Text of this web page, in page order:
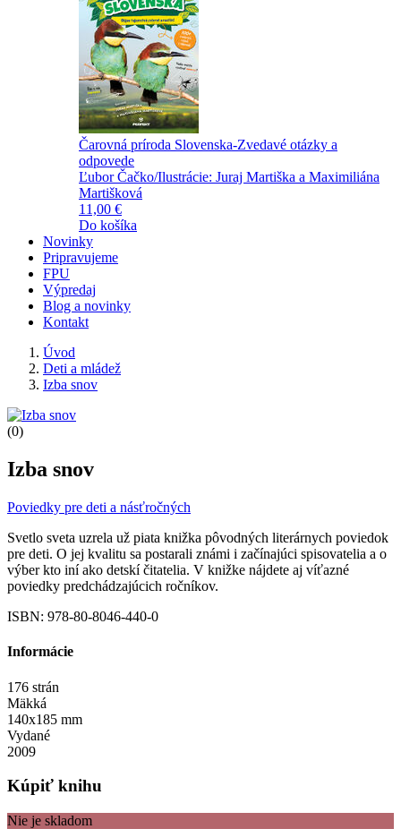
Čarovná príroda Slovenska-Zvedavé otázky a
odpovede
Ľubor Čačko/Ilustrácie: Juraj Martiška a Maximiliána
Martišková
11,00 €
Do košíka
Novinky
Pripravujeme
FPU
Výpredaj
Blog a novinky
Kontakt
Úvod
Deti a mládež
Izba snov
(0)
Izba snov
Poviedky pre deti a násťročných
Svetlo sveta uzrela už piata knižka pôvodných literárnych poviedok
pre deti. O jej kvalitu sa postarali známi i začínajúci spisovatelia a o
výber kto iní ako detskí čitatelia. V knižke nájdete aj víťazné
poviedky predchádzajúcich ročníkov.
ISBN: 978-80-8046-440-0
Informácie
176 strán
Mäkká
140x185 mm
Vydané
2009
Kúpiť knihu
Nie je skladom